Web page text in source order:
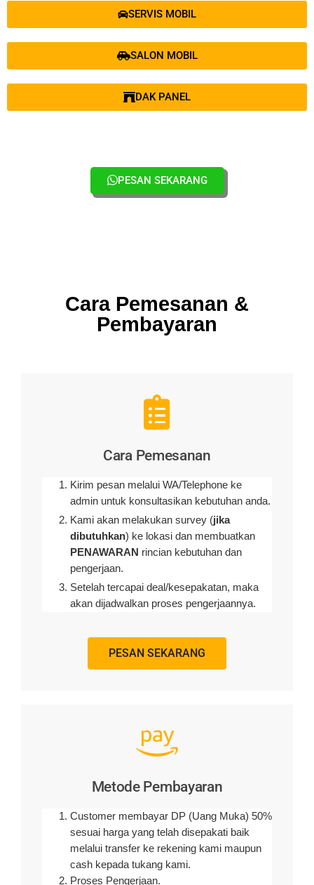
SERVIS MOBIL
SALON MOBIL
DAK PANEL
PESAN SEKARANG
Cara Pemesanan &
Pembayaran
Cara Pemesanan
Kirim pesan melalui WA/Telephone ke
admin untuk konsultasikan kebutuhan anda.
Kami akan melakukan survey (jika
dibutuhkan) ke lokasi dan membuatkan
PENAWARAN rincian kebutuhan dan
pengerjaan.
Setelah tercapai deal/kesepakatan, maka
akan dijadwalkan proses pengerjaannya.
PESAN SEKARANG
Metode Pembayaran
Customer membayar DP (Uang Muka) 50%
sesuai harga yang telah disepakati baik
melalui transfer ke rekening kami maupun
cash kepada tukang kami.
Proses Pengerjaan.